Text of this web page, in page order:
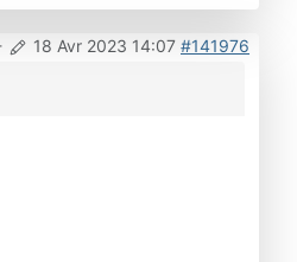
18 Avr 2023 14:07 #141976